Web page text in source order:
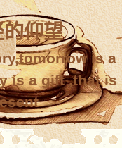
仰望
is a
is a gift ,that is